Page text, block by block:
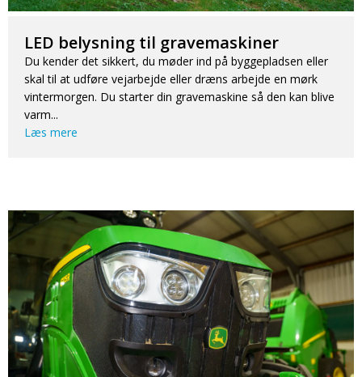
LED belysning til gravemaskiner
Du kender det sikkert, du møder ind på byggepladsen eller
skal til at udføre vejarbejde eller dræns arbejde en mørk
vintermorgen. Du starter din gravemaskine så den kan blive
varm...
Læs mere